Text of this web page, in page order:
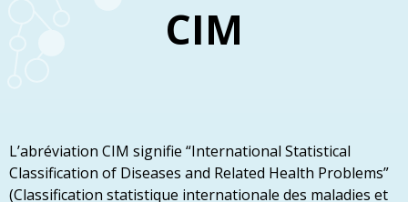
CIM
L’abréviation CIM signifie “International Statistical
Classification of Diseases and Related Health Problems”
(Classification statistique internationale des maladies et